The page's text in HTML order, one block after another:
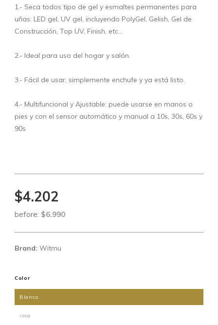
1.- Seca todos tipo de gel y esmaltes permanentes para
uñas: LED gel, UV gel, incluyendo PolyGel, Gelish, Gel de
Construcción, Top UV, Finish, etc...
2.- Ideal para uso del hogar y salón.
3.- Fácil de usar, simplemente enchufe y ya está listo.
4.- Multifuncional y Ajustable: puede usarse en manos o
pies y con el sensor automático y manual a 10s, 30s, 60s y
90s
$4.202
before: $6.990
Brand: Witmu
Color
Blanco
rosa